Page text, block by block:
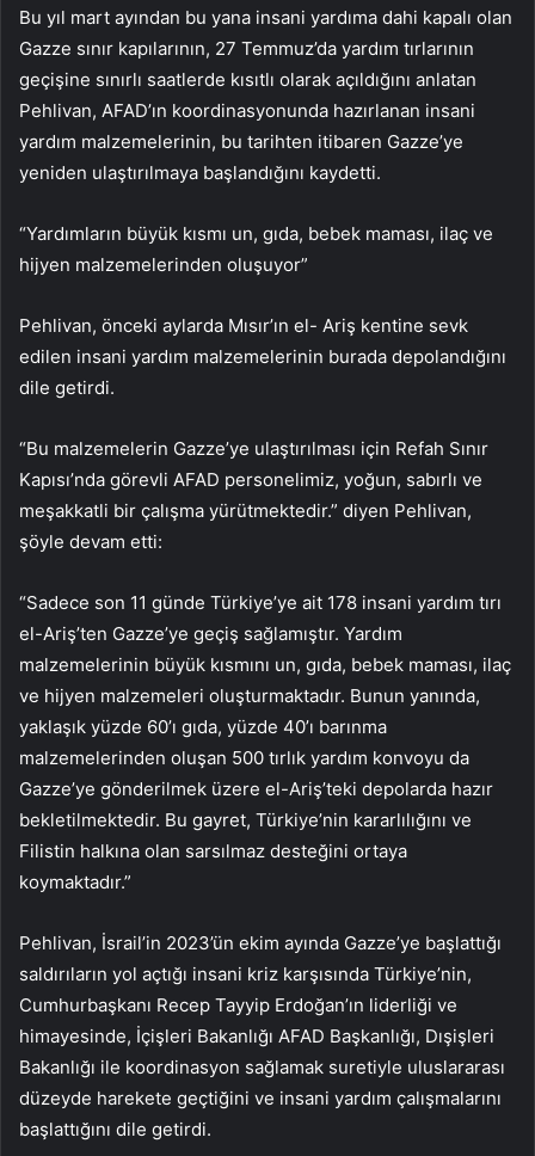
Bu yıl mart ayından bu yana insani yardıma dahi kapalı olan
Gazze sınır kapılarının, 27 Temmuz’da yardım tırlarının
geçişine sınırlı saatlerde kısıtlı olarak açıldığını anlatan
Pehlivan, AFAD’ın koordinasyonunda hazırlanan insani
yardım malzemelerinin, bu tarihten itibaren Gazze’ye
yeniden ulaştırılmaya başlandığını kaydetti.
“Yardımların büyük kısmı un, gıda, bebek maması, ilaç ve
hijyen malzemelerinden oluşuyor”
Pehlivan, önceki aylarda Mısır’ın el- Ariş kentine sevk
edilen insani yardım malzemelerinin burada depolandığını
dile getirdi.
“Bu malzemelerin Gazze’ye ulaştırılması için Refah Sınır
Kapısı’nda görevli AFAD personelimiz, yoğun, sabırlı ve
meşakkatli bir çalışma yürütmektedir.” diyen Pehlivan,
şöyle devam etti:
“Sadece son 11 günde Türkiye’ye ait 178 insani yardım tırı
el-Ariş’ten Gazze’ye geçiş sağlamıştır. Yardım
malzemelerinin büyük kısmını un, gıda, bebek maması, ilaç
ve hijyen malzemeleri oluşturmaktadır. Bunun yanında,
yaklaşık yüzde 60’ı gıda, yüzde 40’ı barınma
malzemelerinden oluşan 500 tırlık yardım konvoyu da
Gazze’ye gönderilmek üzere el-Ariş’teki depolarda hazır
bekletilmektedir. Bu gayret, Türkiye’nin kararlılığını ve
Filistin halkına olan sarsılmaz desteğini ortaya
koymaktadır.”
Pehlivan, İsrail’in 2023’ün ekim ayında Gazze’ye başlattığı
saldırıların yol açtığı insani kriz karşısında Türkiye’nin,
Cumhurbaşkanı Recep Tayyip Erdoğan’ın liderliği ve
himayesinde, İçişleri Bakanlığı AFAD Başkanlığı, Dışişleri
Bakanlığı ile koordinasyon sağlamak suretiyle uluslararası
düzeyde harekete geçtiğini ve insani yardım çalışmalarını
başlattığını dile getirdi.